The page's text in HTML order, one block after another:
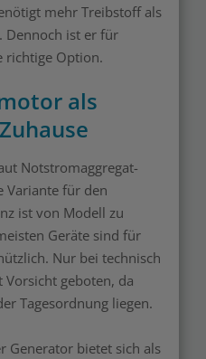
mehr Treibstoff als
Dennoch ist er für
richtige Option.
als
Notstromaggregat-
Variante für den
ist von Modell zu
Geräte sind für
Nur bei technisch
geboten, da
Tagesordnung liegen.
Generator bietet sich als